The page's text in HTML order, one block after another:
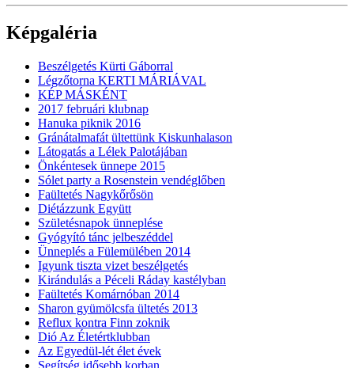
Képgaléria
Beszélgetés Kürti Gáborral
Légzőtorna KERTI MÁRIÁVAL
KÉP MÁSKÉNT
2017 februári klubnap
Hanuka piknik 2016
Gránátalmafát ültettünk Kiskunhalason
Látogatás a Lélek Palotájában
Önkéntesek ünnepe 2015
Sólet party a Rosenstein vendéglőben
Faültetés Nagykőrősön
Diétázzunk Együtt
Születésnapok ünneplése
Gyógyító tánc jelbeszéddel
Ünneplés a Fülemülében 2014
Igyunk tiszta vizet beszélgetés
Kirándulás a Péceli Ráday kastélyban
Faültetés Komárnóban 2014
Sharon gyümölcsfa ültetés 2013
Reflux kontra Finn zoknik
Dió Az Életértklubban
Az Egyedül-lét élet évek
Segítség idősebb korban